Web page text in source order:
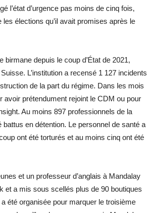
l’état d’urgence pas moins de cinq fois,
élections qu’il avait promises après le
depuis le coup d’État de 2021,
L’institution a recensé 1 127 incidents
de la part du régime. Dans les mois
avoir prétendument rejoint le CDM ou pour
Au moins 897 professionnels de la
en détention. Le personnel de santé a
ont été torturés et au moins cinq ont été
et un professeur d’anglais à Mandalay
et a mis sous scellés plus de 90 boutiques
été organisée pour marquer le troisième